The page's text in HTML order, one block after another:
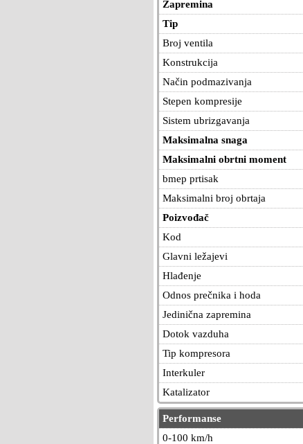
Zapremina
Tip
Broj ventila
Konstrukcija
Način podmazivanja
Stepen kompresije
Sistem ubrizgavanja
Maksimalna snaga
Maksimalni obrtni moment
bmep prtisak
Maksimalni broj obrtaja
Poizvođač
Kod
Glavni ležajevi
Hlađenje
Odnos prečnika i hoda
Jedinična zapremina
Dotok vazduha
Tip kompresora
Interkuler
Katalizator
Performanse
0-100 km/h